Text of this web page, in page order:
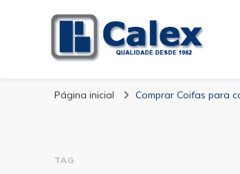
Calex
Página inicial Comprar Coifas para
TAG